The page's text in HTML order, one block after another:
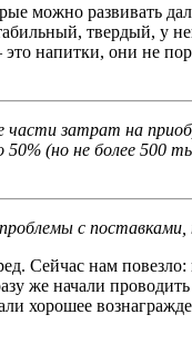
можно развивать
твердый, у
напитки, они не
части затрат на
(но не более 500
с поставками,
Сейчас нам
же начали
хорошее